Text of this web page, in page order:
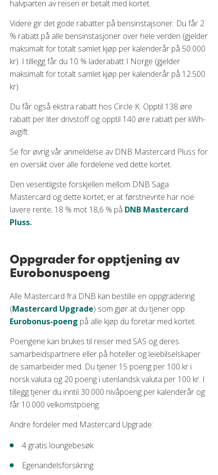
halvparten av reisen er betalt med kortet.
Videre gir det gode rabatter på bensinstajsoner. Du får 2
% rabatt på alle bensinstasjoner over hele verden (gjelder
maksimalt for totalt samlet kjøp per kalenderår på 50.000
kr). I tillegg får du 10 % laderabatt I Norge (gjelder
maksimalt for totalt samlet kjøp per kalenderår på 12.500
kr).
Du får også ekstra rabatt hos Circle K. Opptil 138 øre
rabatt per liter drivstoff og opptil 140 øre rabatt per kWh-
avgift.
Se for øvrig vår anmeldelse av DNB Mastercard Pluss for
en oversikt over alle fordelene ved dette kortet.
Den vesentligste forskjellen mellom DNB Saga
Mastercard og dette kortet, er at førstnevnte har noe
lavere rente; 18 % mot 18,6 % på DNB Mastercard
Pluss.
Oppgrader for opptjening av
Eurobonuspoeng
Alle Mastercard fra DNB kan bestille en oppgradering
(Mastercard Upgrade) som gjør at du tjener opp
Eurobonus-poeng på alle kjøp du foretar med kortet.
Poengene kan brukes til reiser med SAS og deres
samarbeidspartnere eller på hoteller og leiebilselskaper
de samarbeider med. Du tjener 15 poeng per 100 kr i
norsk valuta og 20 poeng i utenlandsk valuta per 100 kr. I
tillegg tjener du inntil 30.000 nivåpoeng per kalenderår og
får 10.000 velkomstpoeng.
Andre fordeler med Mastercard Upgrade:
4 gratis loungebesøk
Egenandelsforsikring